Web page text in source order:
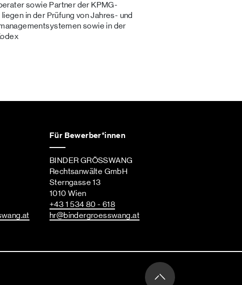
sowie Partner der KPMG-
in der Prüfung von Jahres- und
sowie in der
.at
Für Bewerber*innen
BINDER GRÖSSWANG
Rechtsanwälte GmbH
Sterngasse 13
1010 Wien
+43 1 534 80 - 618
hr@bindergroesswang.at